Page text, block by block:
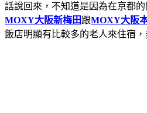
話說回來，不知道是因為在京都
MOXY大阪新梅田跟MOXY大阪
飯店明顯有比較多的老人來住宿，